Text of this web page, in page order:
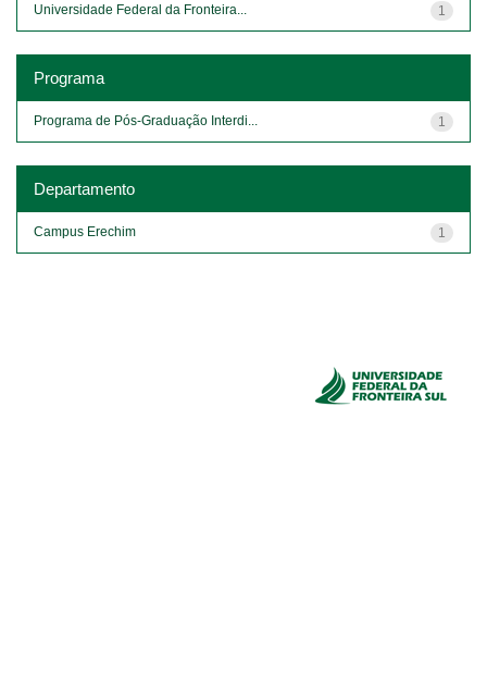
1
Universidade Federal da Fronteira...
Programa
1
Programa de Pós-Graduação Interdi...
Departamento
1
Campus Erechim